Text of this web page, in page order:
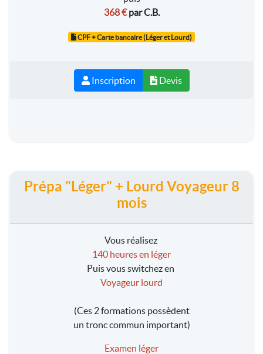
368 €par C.B.
CPF + Carte bancaire (Léger et Lourd)
Inscription Devis
Prépa "Léger" + Lourd Voyageur 8
mois
Vous réalisez
140 heures en léger
Puis vous switchez en
Voyageur lourd
(Ces 2 formations possèdent
un tronc commun important)
Examen léger